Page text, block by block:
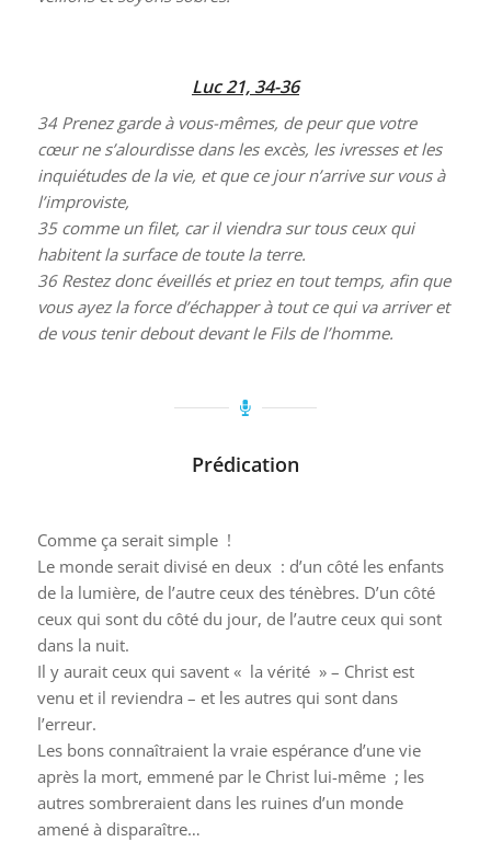
Luc 21, 34-36
34 Prenez garde à vous-mêmes, de peur que votre
cœur ne s’alourdisse dans les excès, les ivresses et les
inquiétudes de la vie, et que ce jour n’arrive sur vous à
l’improviste,
35 comme un filet, car il viendra sur tous ceux qui
habitent la surface de toute la terre.
36 Restez donc éveillés et priez en tout temps, afin que
vous ayez la force d’échapper à tout ce qui va arriver et
de vous tenir debout devant le Fils de l’homme.
Prédication
Comme ça serait simple !
Le monde serait divisé en deux : d’un côté les enfants
de la lumière, de l’autre ceux des ténèbres. D’un côté
ceux qui sont du côté du jour, de l’autre ceux qui sont
dans la nuit.
Il y aurait ceux qui savent « la vérité » – Christ est
venu et il reviendra – et les autres qui sont dans
l’erreur.
Les bons connaîtraient la vraie espérance d’une vie
après la mort, emmené par le Christ lui-même ; les
autres sombreraient dans les ruines d’un monde
amené à disparaître…